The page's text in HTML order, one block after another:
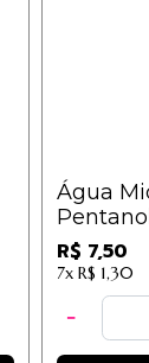
Água
DP2332
R$ 7,50
7x R$ 1,30